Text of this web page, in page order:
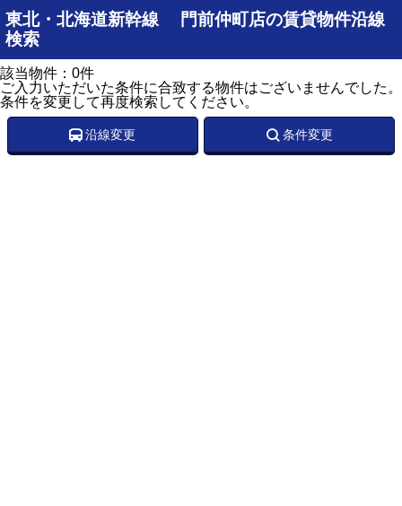
東北・北海道新幹線 門前仲町店の賃貸物件沿線
検索
該当物件：0件
ご入力いただいた条件に合致する物件はございませんでした。
条件を変更して再度検索してください。
沿線変更 条件変更